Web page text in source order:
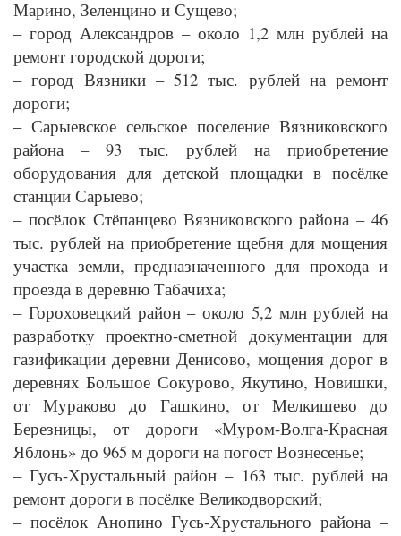
Марино, Зеленцино и Сущево;
– город Александров – около 1,2 млн рублей на
ремонт городской дороги;
– город Вязники – 512 тыс. рублей на ремонт
дороги;
– Сарыевское сельское поселение Вязниковского
района – 93 тыс. рублей на приобретение
оборудования для детской площадки в посёлке
станции Сарыево;
– посёлок Стёпанцево Вязниковского района – 46
тыс. рублей на приобретение щебня для мощения
участка земли, предназначенного для прохода и
проезда в деревню Табачиха;
– Гороховецкий район – около 5,2 млн рублей на
разработку проектно-сметной документации для
газификации деревни Денисово, мощения дорог в
деревнях Большое Сокурово, Якутино, Новишки,
от Мураково до Гашкино, от Мелкишево до
Березницы, от дороги «Муром-Волга-Красная
Яблонь» до 965 м дороги на погост Вознесенье;
– Гусь-Хрустальный район – 163 тыс. рублей на
ремонт дороги в посёлке Великодворский;
– посёлок Анопино Гусь-Хрустального района –